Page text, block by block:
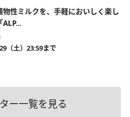
物性ミルクを、手軽においしく楽し
ALP...
（土）23:59まで
ー一覧を見る